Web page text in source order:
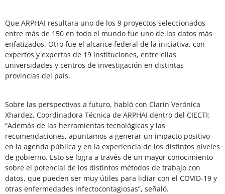
Que ARPHAI resultara uno de los 9 proyectos seleccionados
entre más de 150 en todo el mundo fue uno de los datos más
enfatizados. Otro fue el alcance federal de la iniciativa, con
expertos y expertas de 19 instituciones, entre ellas
universidades y centros de investigación en distintas
provincias del país.
Sobre las perspectivas a futuro, habló con Clarín Verónica
Xhardez, Coordinadora Técnica de ARPHAI dentro del CIECTI:
“Además de las herramientas tecnológicas y las
recomendaciones, apuntamos a generar un impacto positivo
en la agenda pública y en la experiencia de los distintos niveles
de gobierno. Esto se logra a través de un mayor conocimiento
sobre el potencial de los distintos métodos de trabajo con
datos, que pueden ser muy útiles para lidiar con el COVID-19 y
otras enfermedades infectocontagiosas”, señaló.